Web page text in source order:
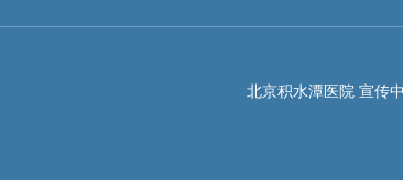
北京积水潭医院 宣传